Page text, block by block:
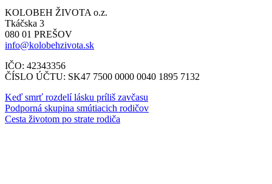
KOLOBEH ŽIVOTA o.z.
Tkáčska 3
080 01 PREŠOV
info@kolobehzivota.sk
IČO: 42343356
ČÍSLO ÚČTU: SK47 7500 0000 0040 1895 7132
Keď smrť rozdelí lásku príliš zavčasu
Podporná skupina smútiacich rodičov
Cesta životom po strate rodiča